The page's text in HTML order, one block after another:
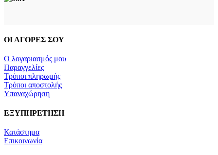
ΟΙ ΑΓΟΡΕΣ ΣΟΥ
Ο λογαριασμός μου
Παραγγελίες
Τρόποι πληρωμής
Τρόποι αποστολής
Υπαναχώρηση
ΕΞΥΠΗΡΕΤΗΣΗ
Κατάστημα
Επικοινωνία